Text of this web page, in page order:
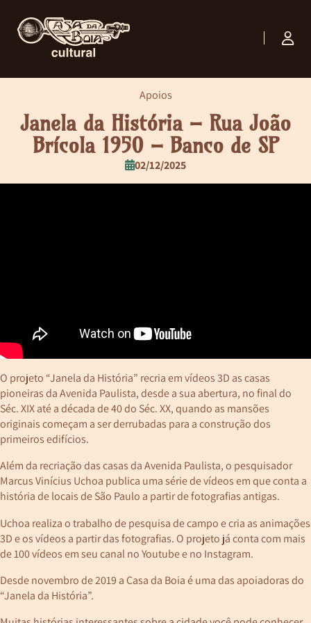
Janela da História – Rua João
Brícola 1950 – Banco de SP
Apoios
02/12/2025
O projeto “Janela da História” recria em vídeos 3D as casas
pioneiras da Avenida Paulista, desde a sua abertura, no final do
Séc. XIX até a década de 40 do Séc. XX, quando as mansões
originais começam a ser derrubadas para a construção dos
primeiros edifícios.
Além da recriação das casas da Avenida Paulista, o pesquisador
Marcus Vinícius Uchoa publica uma série de vídeos em que conta a
história de locais de São Paulo a partir de fotografias antigas.
Uchoa realiza o trabalho de pesquisa de campo e cria as animações
3D e os vídeos a partir das fotografias. O projeto já conta com mais
de 100 vídeos em seu canal no Youtube e no Instagram.
Desde novembro de 2019 a Casa da Boia é uma das apoiadoras do
“Janela da História”.